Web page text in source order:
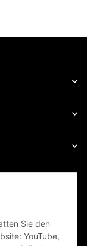
Sie den
YouTube,